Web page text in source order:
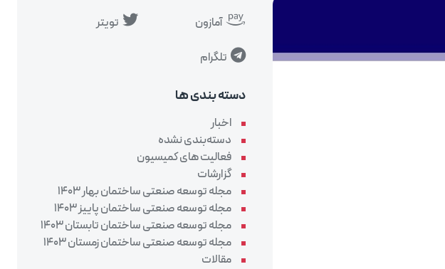
آمازون تویتر
تلگرام
دسته بندی ها
اخبار
دسته‌بندی نشده
فعالیت های کمیسیون
گزارشات
مجله توسعه صنعتی ساختمان بهار 1403
مجله توسعه صنعتی ساختمان پاییز 1403
مجله توسعه صنعتی ساختمان تابستان 1403
مجله توسعه صنعتی ساختمان زمستان 1403
مقالات